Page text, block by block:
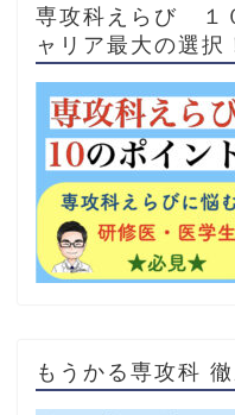
専攻科えらび １
ャリア最大の選択
もうかる専攻科 徹